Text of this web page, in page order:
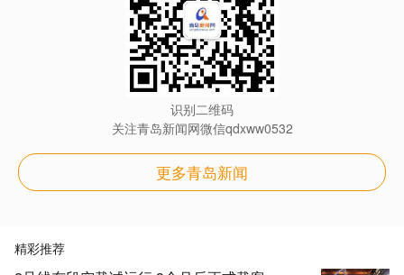
识别二维码
关注青岛新闻网微信qdxww0532
更多青岛新闻
精彩推荐